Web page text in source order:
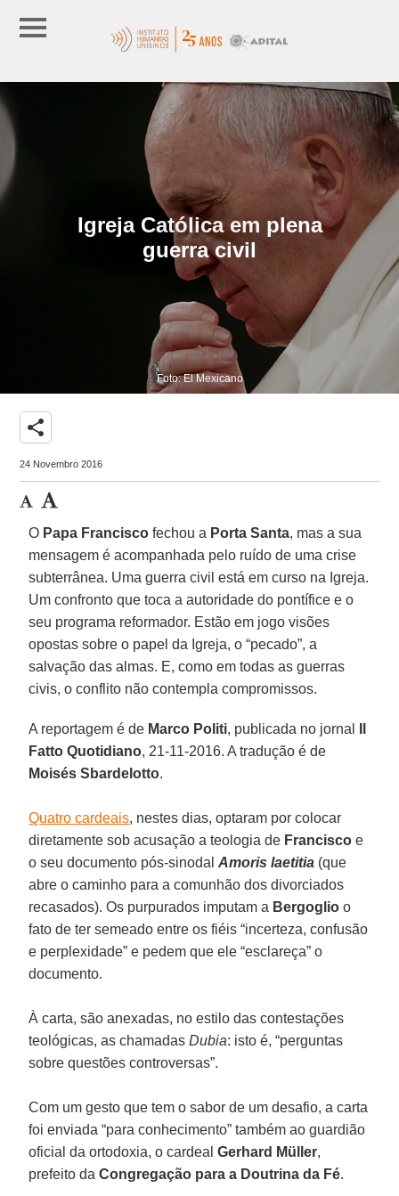
Igreja Católica em plena
guerra civil
Foto: El Mexicano
share
24 Novembro 2016
O Papa Francisco fechou a Porta Santa, mas a sua
mensagem é acompanhada pelo ruído de uma crise
subterrânea. Uma guerra civil está em curso na Igreja.
Um confronto que toca a autoridade do pontífice e o
seu programa reformador. Estão em jogo visões
opostas sobre o papel da Igreja, o “pecado”, a
salvação das almas. E, como em todas as guerras
civis, o conflito não contempla compromissos.
A reportagem é de Marco Politi, publicada no jornal
Fatto Quotidiano, 21-11-2016. A tradução é de
Moisés Sbardelotto.
Quatro cardeais, nestes dias, optaram por colocar
diretamente sob acusação a teologia de Francisco e
o seu documento pós-sinodalAmoris laetitia (que
abre o caminho para a comunhão dos divorciados
recasados). Os purpurados imputam a Bergoglio o
fato de ter semeado entre os fiéis “incerteza, confusão
e perplexidade” e pedem que ele “esclareça” o
documento.
À carta, são anexadas, no estilo das contestações
teológicas, as chamadasDubia: isto é, “perguntas
sobre questões controversas”.
Com um gesto que tem o sabor de um desafio, a carta
foi enviada “para conhecimento” também ao guardião
oficial da ortodoxia, o cardealGerhard Müller,
prefeito daCongregação para a Doutrina da Fé.